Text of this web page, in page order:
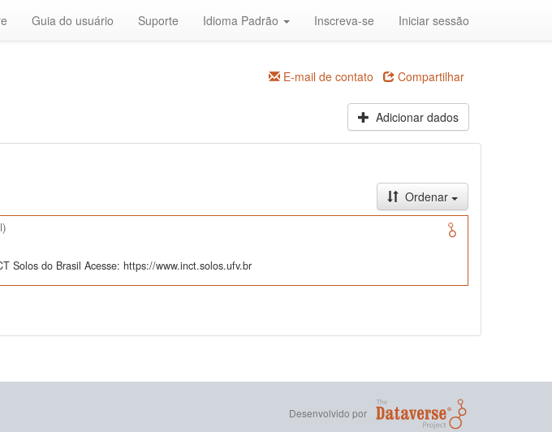
Guia do usuário Suporte Idioma Padrão Inscreva-se Iniciar sessão
E-mail de contato Compartilhar
Adicionar dados
Ordenar
Solos do Brasil Acesse: https://www.inct.solos.ufv.br
Desenvolvido por